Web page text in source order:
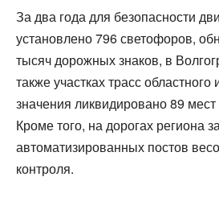
За два года для безопасности
установлено 796 светофоров,
тысяч дорожных знаков, в
также участках трасс
значения ликвидировано 89
Кроме того, на дорогах региона
автоматизированных постов
контроля.